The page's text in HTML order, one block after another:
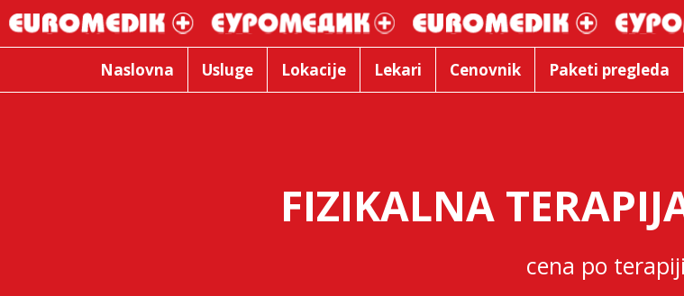
Naslovna Usluge Lokacije Lekari Cenovnik Paketi pregleda
FIZIKALNA
cena po terapiji